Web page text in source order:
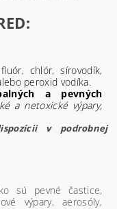
chlór, sírovodík,
peroxid vodíka.
a pevných
a netoxické výpary,
v podrobnej
sú pevné častice,
výpary, aerosóly,